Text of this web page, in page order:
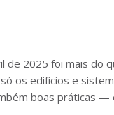
de 2025 foi mais do
os edifícios e
boas práticas —